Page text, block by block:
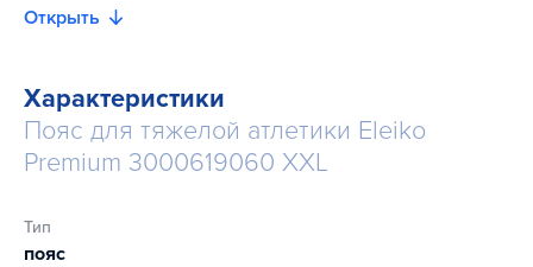
прочной кожи растительного дубления, отличается
обеспечивает оптимальную поддержку во время
тренировок или соревнований.
Тяжелоатлетический пояс имеет расширение в области
нагрузку на опорно-двигательный аппарат во время
работы со штангой и другими отягощениями.
Открыть
Характеристики
Пояс для тяжелой атлетики Eleiko
Premium 3000619060 XXL
Тип
пояс